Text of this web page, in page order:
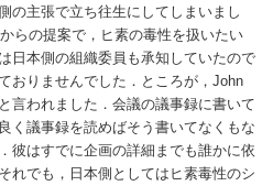
の主張で立ち往生にしてしまいまし
らの提案で，ヒ素の毒性を扱いたい
日本側の組織委員も承知していたので
おりませんでした．ところが，John
言われました．会議の議事録に書いて
く議事録を読めばそう書いてなくもな
彼はすでに企画の詳細までも誰かに依
れでも，日本側としてはヒ素毒性のシ